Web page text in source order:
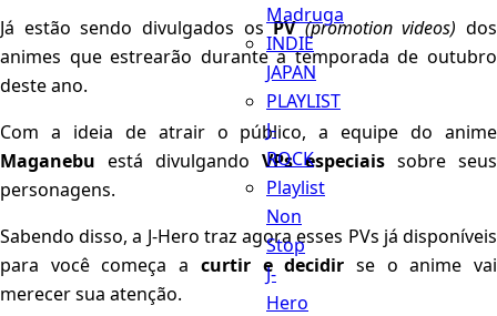
Madruga
INDIE
JAPAN
PLAYLIST
J-
ROCK
Playlist
Non
Stop
J-
Hero
Já estão sendo divulgados osPV(promotion videos) dos
animes que estrearão durante a temporada de outubro
deste ano.
Com a ideia de atrair o público, a equipe do anime
Maganebu está divulgando VPs especiais sobre seus
personagens.
Sabendo disso, a J-Hero traz agora esses PVs já disponíveis
para você começa a curtir e decidir se o anime vai
merecer sua atenção.